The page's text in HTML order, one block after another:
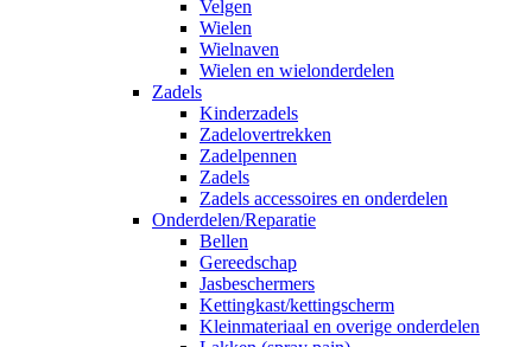
Velgen
Wielen
Wielnaven
Wielen en wielonderdelen
Zadels
Kinderzadels
Zadelovertrekken
Zadelpennen
Zadels
Zadels accessoires en onderdelen
Onderdelen/Reparatie
Bellen
Gereedschap
Jasbeschermers
Kettingkast/kettingscherm
Kleinmateriaal en overige onderdelen